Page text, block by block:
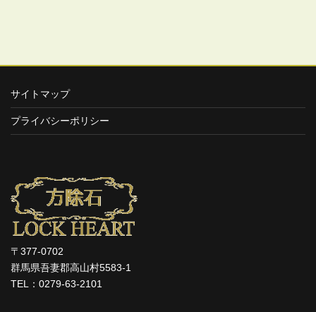
サイトマップ
プライバシーポリシー
〒377-0702
群馬県吾妻郡高山村5583-1
TEL：0279-63-2101